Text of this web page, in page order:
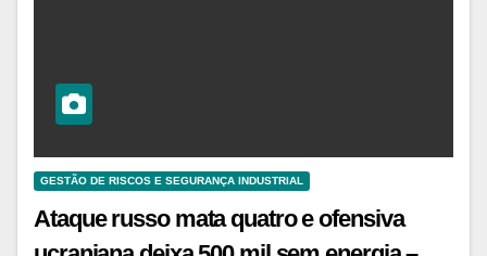
GESTÃO DE RISCOS E SEGURANÇA INDUSTRIAL
Ataque russo mata quatro e ofensiva